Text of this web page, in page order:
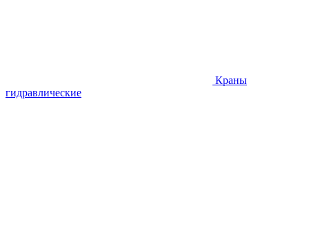
Краны
гидравлические